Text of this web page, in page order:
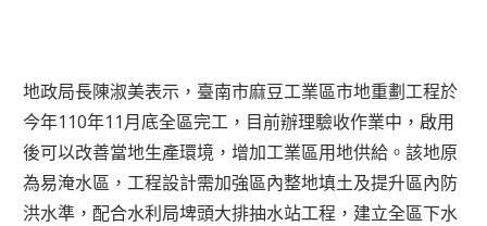
地政局長陳淑美表示，臺南市麻豆工業區市地重劃工程於
今年110年11月底全區完工，目前辦理驗收作業中，啟用
後可以改善當地生產環境，增加工業區用地供給。該地原
為易淹水區，工程設計需加強區內整地填土及提升區內防
洪水準，配合水利局埤頭大排抽水站工程，建立全區下水